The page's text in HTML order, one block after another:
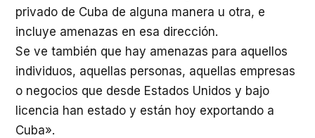
privado de Cuba de alguna manera u otra, e
incluye amenazas en esa dirección.
Se ve también que hay amenazas para aquellos
individuos, aquellas personas, aquellas empresas
o negocios que desde Estados Unidos y bajo
licencia han estado y están hoy exportando a
Cuba».